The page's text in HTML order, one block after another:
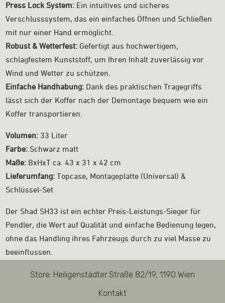
Press Lock System: Ein intuitives und sicheres
Verschlusssystem, das ein einfaches Öffnen und Schließen
mit nur einer Hand ermöglicht.
Robust & Wetterfest: Gefertigt aus hochwertigem,
schlagfestem Kunststoff, um Ihren Inhalt zuverlässig vor
Wind und Wetter zu schützen.
Einfache Handhabung: Dank des praktischen Tragegriffs
lässt sich der Koffer nach der Demontage bequem wie ein
Koffer transportieren.
Volumen: 33 Liter
Farbe: Schwarz matt
Maße: BxHxT ca. 43 x 31 x 42 cm
Lieferumfang: Topcase, Montageplatte (Universal) &
Schlüssel-Set
Der Shad SH33 ist ein echter Preis-Leistungs-Sieger für
Pendler, die Wert auf Qualität und einfache Bedienung legen,
ohne das Handling ihres Fahrzeugs durch zu viel Masse zu
beeinflussen.
Store: Heiligenstädter Straße 82/19, 1190 Wien
Kontakt